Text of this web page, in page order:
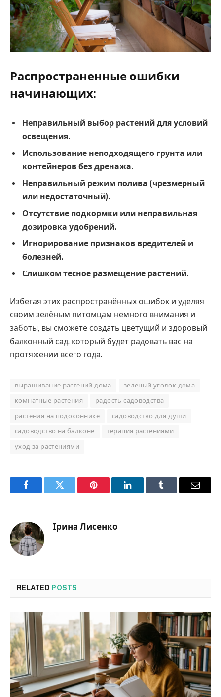
Распространенные ошибки
начинающих:
Неправильный выбор растений для условий
освещения.
Использование неподходящего грунта или
контейнеров без дренажа.
Неправильный режим полива (чрезмерный
или недостаточный).
Отсутствие подкормки или неправильная
дозировка удобрений.
Игнорирование признаков вредителей и
болезней.
Слишком тесное размещение растений.
Избегая этих распространённых ошибок и уделяя
своим зелёным питомцам немного внимания и
заботы, вы сможете создать цветущий и здоровый
балконный сад, который будет радовать вас на
протяжении всего года.
выращивание растений дома зеленый уголок дома
комнатные растения радость садоводства
растения на подоконнике садоводство для души
садоводство на балконе терапия растениями
уход за растениями
FacebookTwitter Pinterest LinkedInTumblr Email
Ірина Лисенко
RELATED POSTS